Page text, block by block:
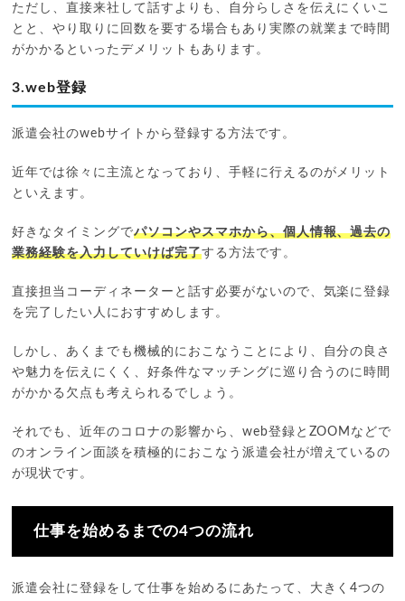
ただし、直接来社して話すよりも、自分らしさを伝えにくいこ
とと、やり取りに回数を要する場合もあり実際の就業まで時間
がかかるといったデメリットもあります。
3.web登録
派遣会社のwebサイトから登録する方法です。
近年では徐々に主流となっており、手軽に行えるのがメリット
といえます。
好きなタイミングでパソコンやスマホから、個人情報、過去の
業務経験を入力していけば完了する方法です。
直接担当コーディネーターと話す必要がないので、気楽に登録
を完了したい人におすすめします。
しかし、あくまでも機械的におこなうことにより、自分の良さ
や魅力を伝えにくく、好条件なマッチングに巡り合うのに時間
がかかる欠点も考えられるでしょう。
それでも、近年のコロナの影響から、web登録とZOOMなどで
のオンライン面談を積極的におこなう派遣会社が増えているの
が現状です。
仕事を始めるまでの4つの流れ
派遣会社に登録をして仕事を始めるにあたって、大きく4つの